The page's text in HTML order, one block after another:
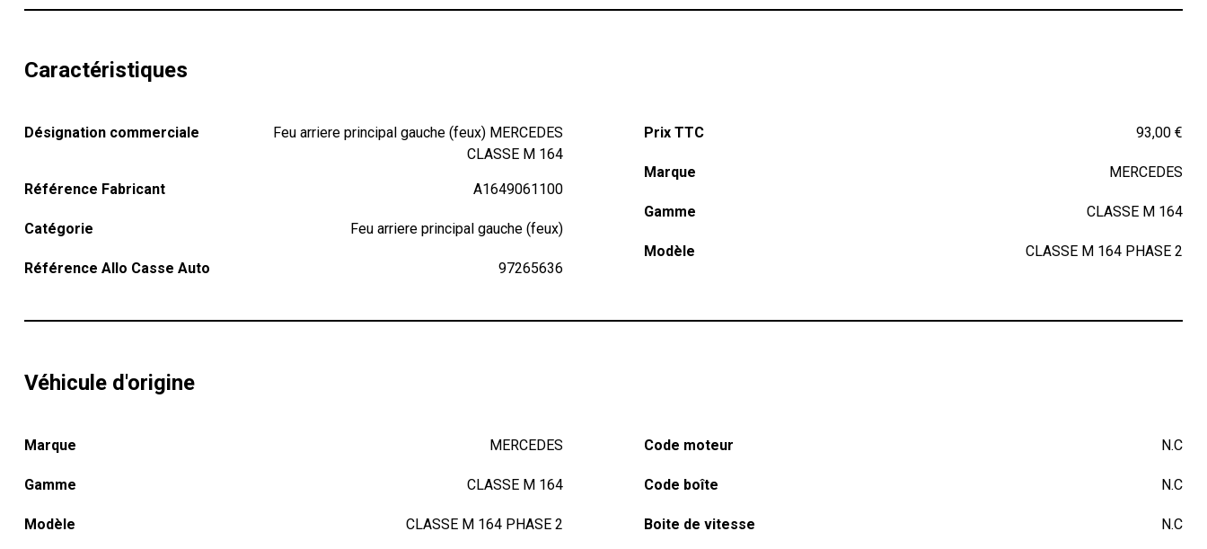
Caractéristiques
Désignation commerciale
Feu arriere principal gauche (feux) MERCEDES
CLASSE M 164
Référence Fabricant A1649061100
Catégorie Feu arriere principal gauche (feux)
Référence Allo Casse Auto 97265636
Prix TTC 93,00 €
Marque MERCEDES
Gamme CLASSE M 164
Modèle CLASSE M 164 PHASE 2
Véhicule d'origine
Marque MERCEDES
Gamme CLASSE M 164
Modèle CLASSE M 164 PHASE 2
Code moteur N.C
Code boîte N.C
Boite de vitesse N.C